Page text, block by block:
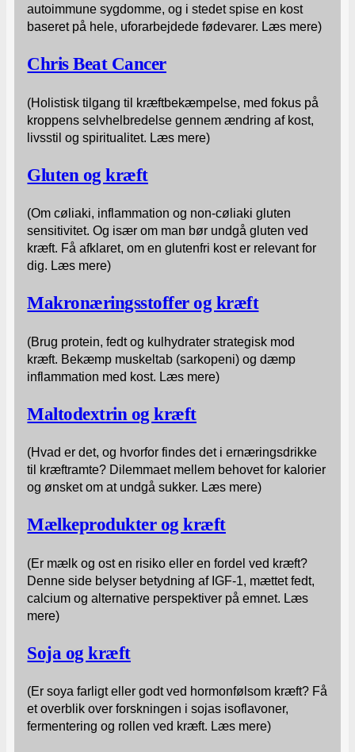
autoimmune sygdomme, og i stedet spise en kost
baseret på hele, uforarbejdede fødevarer. Læs mere)
Chris Beat Cancer
(Holistisk tilgang til kræftbekæmpelse, med fokus på
kroppens selvhelbredelse gennem ændring af kost,
livsstil og spiritualitet. Læs mere)
Gluten og kræft
(Om cøliaki, inflammation og non-cøliaki gluten
sensitivitet. Og især om man bør undgå gluten ved
kræft. Få afklaret, om en glutenfri kost er relevant for
dig. Læs mere)
Makronæringsstoffer og kræft
(Brug protein, fedt og kulhydrater strategisk mod
kræft. Bekæmp muskeltab (sarkopeni) og dæmp
inflammation med kost. Læs mere)
Maltodextrin og kræft
(Hvad er det, og hvorfor findes det i ernæringsdrikke
til kræftramte? Dilemmaet mellem behovet for kalorier
og ønsket om at undgå sukker. Læs mere)
Mælkeprodukter og kræft
(Er mælk og ost en risiko eller en fordel ved kræft?
Denne side belyser betydning af IGF-1, mættet fedt,
calcium og alternative perspektiver på emnet. Læs
mere)
Soja og kræft
(Er soya farligt eller godt ved hormonfølsom kræft? Få
et overblik over forskningen i sojas isoflavoner,
fermentering og rollen ved kræft. Læs mere)